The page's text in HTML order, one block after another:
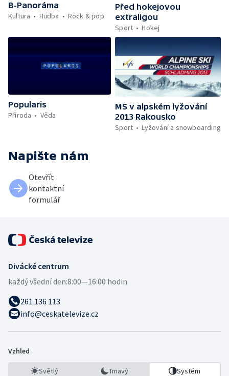
B-Panoráma
Kultura
Hudba Rock & pop
Před hokejovou
extraligou
Sport
Hokej
Popularis
Příroda
Věda
MS v alpském lyžování
2013 Rakousko
Sport
Lyžování a snowboarding
Napište nám
Otevřít
kontaktní
formulář
Divácké centrum
každý všední den:8:00—16:00 hodin
261 136 113
info@ceskatelevize.cz
Vzhled
Světlý Tmavý Systém